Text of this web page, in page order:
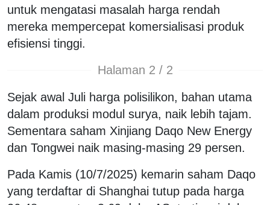
untuk mengatasi masalah harga rendah
mereka mempercepat komersialisasi produk
efisiensi tinggi.
Halaman 2 / 2
Sejak awal Juli harga polisilikon, bahan utama
dalam produksi modul surya, naik lebih tajam.
Sementara saham Xinjiang Daqo New Energy
dan Tongwei naik masing-masing 29 persen.
Pada Kamis (10/7/2025) kemarin saham Daqo
yang terdaftar di Shanghai tutup pada harga